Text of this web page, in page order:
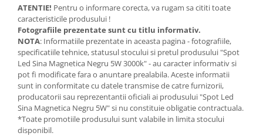
ATENTIE! Pentru o informare corecta, va rugam sa cititi toate
caracteristicile produsului !
Fotografiile prezentate sunt cu titlu informativ.
NOTA: Informatiile prezentate in aceasta pagina - fotografiile,
specificatiile tehnice, statusul stocului si pretul produsului "Spot
Led Sina Magnetica Negru 5W 3000k" - au caracter informativ si
pot fi modificate fara o anuntare prealabila. Aceste informatii
sunt in conformitate cu datele transmise de catre furnizorii,
producatorii sau reprezentantii oficiali ai produsului "Spot Led
Sina Magnetica Negru 5W" si nu constituie obligatie contractuala.
*Toate promotiile produsului sunt valabile in limita stocului
disponibil.